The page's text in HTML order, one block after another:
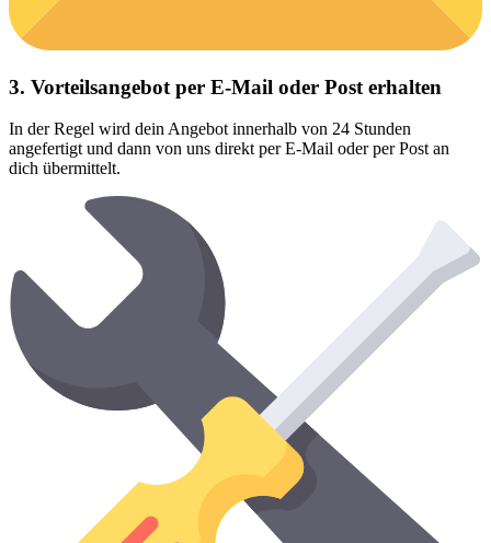
3. Vorteilsangebot per E-Mail oder Post erhalten
In der Regel wird dein Angebot innerhalb von 24 Stunden
angefertigt und dann von uns direkt per E-Mail oder per Post an
dich übermittelt.